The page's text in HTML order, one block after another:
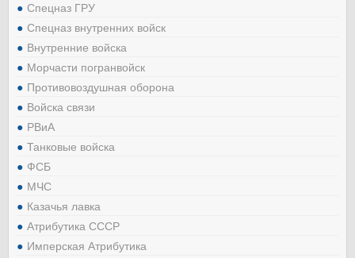
Спецназ ГРУ
Спецназ внутренних войск
Внутренние войска
Морчасти погранвойск
Противовоздушная оборона
Войска связи
РВиА
Танковые войска
ФСБ
МЧС
Казачья лавка
Атрибутика СССР
Имперская Атрибутика